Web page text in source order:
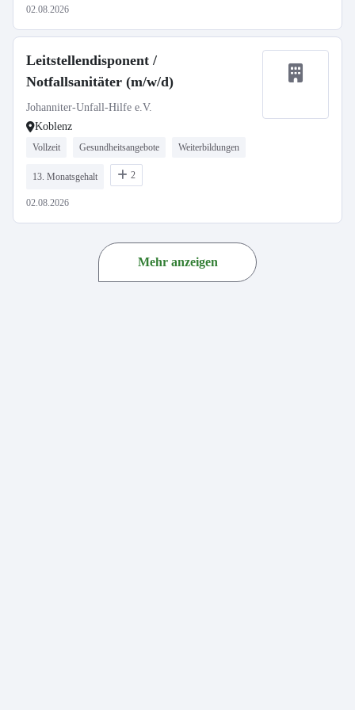
02.08.2026
Leitstellendisponent /
Notfallsanitäter (m/w/d)
Johanniter-Unfall-Hilfe e.V.
Koblenz
Vollzeit Gesundheitsangebote Weiterbildungen
13. Monatsgehalt 2
02.08.2026
Mehr anzeigen